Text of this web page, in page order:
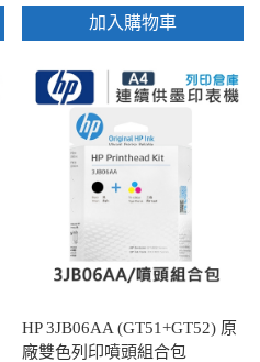
加入購物車
HP 3JB06AA (GT51+GT52) 原
廠雙色列印噴頭組合包